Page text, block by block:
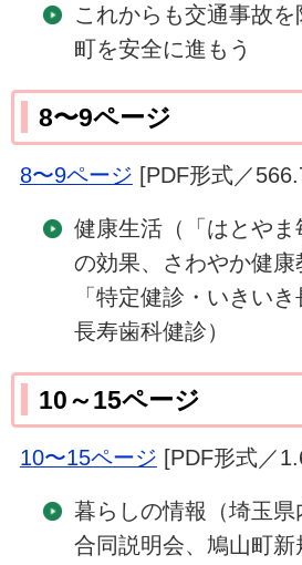
これからも交通事故
町を安全に進もう
8〜9ページ
8〜9ページ [PDF形式／
健康生活（「はとやま
の効果、さわやか健康
「特定健診・いきい
長寿歯科健診）
10～15ページ
10〜15ページ [PDF形式／
暮らしの情報（埼玉県
合同説明会、鳩山町